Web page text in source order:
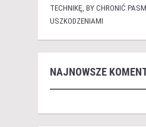
TECHNIKĘ, BY CHRONIĆ
USZKODZENIAMI
NAJNOWSZE